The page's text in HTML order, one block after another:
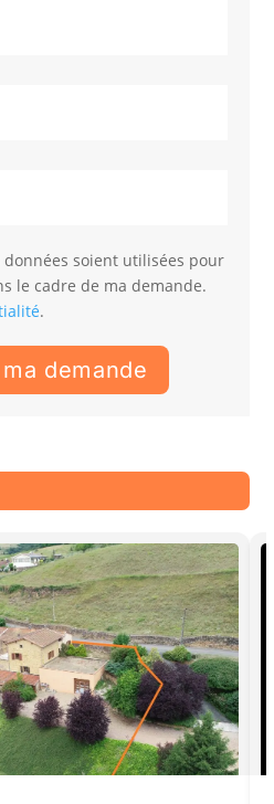
données soient utilisées pour
le cadre de ma demande.
.